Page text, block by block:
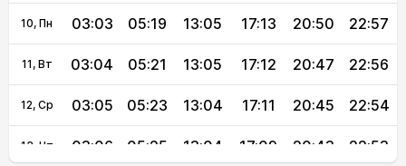
10, Пн 03:03 05:19 13:05 17:13 20:50 22:57
11, Вт 03:04 05:21 13:05 17:12 20:47 22:56
12, Ср 03:05 05:23 13:04 17:11 20:45 22:54
13, Чт 03:06 05:25 13:04 17:09 20:43 22:53